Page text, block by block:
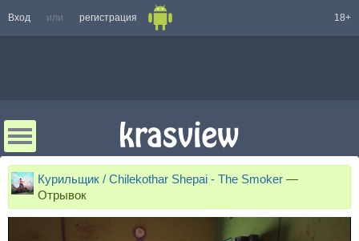
Вход или регистрация 18+
Курильщик / Chilekothar Shepai - The Smoker —
Отрывок